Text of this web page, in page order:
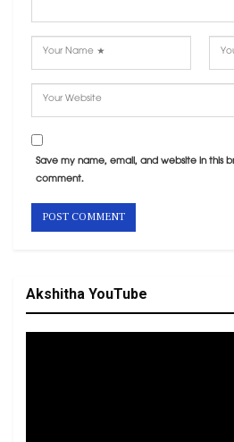
Save my name, email, and website in this
comment.
Akshitha YouTube